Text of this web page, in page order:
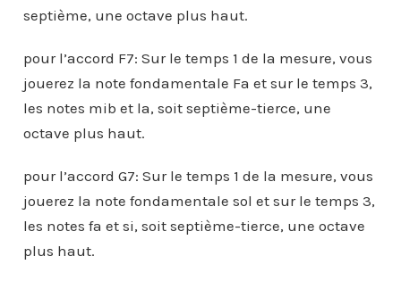
septième, une octave plus haut.
pour l’accord F7: Sur le temps 1 de la mesure, vous
jouerez la note fondamentale Fa et sur le temps 3,
les notes mib et la, soit septième-tierce, une
octave plus haut.
pour l’accord G7: Sur le temps 1 de la mesure, vous
jouerez la note fondamentale sol et sur le temps 3,
les notes fa et si, soit septième-tierce, une octave
plus haut.